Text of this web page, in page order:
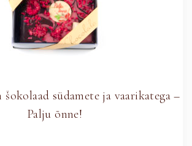
südamete ja vaarikatega –
Palju õnne!